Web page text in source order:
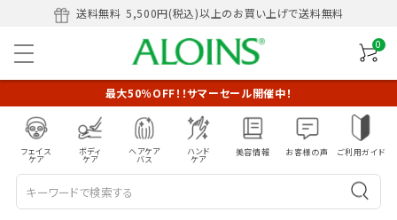
送料無料 5,500円(税込)以上のお買い上げで送料無料
0
最大50％OFF！！サマーセール開催中！
フェイス
ケア
ボディ
ケア
ヘアケア
バス
ハンド
ケア
美容情報 お客様の声 ご利用ガイド